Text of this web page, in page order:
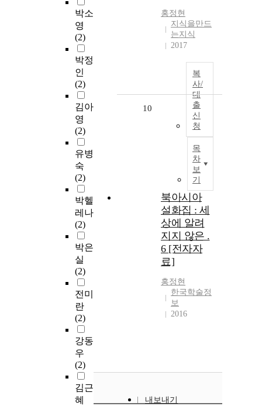
박소
영
(2)
박정
인
(2)
김아
영
(2)
유병
숙
(2)
박헬
레나
(2)
박은
실
(2)
전미
란
(2)
강동
우
(2)
김근
혜
홍정현
지식을만드
는지식
2017
복
사/
대
출
신
청
목
차
보
기
10
북아시아
설화집 : 세
상에 알려
지지 않은 .
6 [전자자
료]
홍정현
한국학술정
보
2016
내보내기